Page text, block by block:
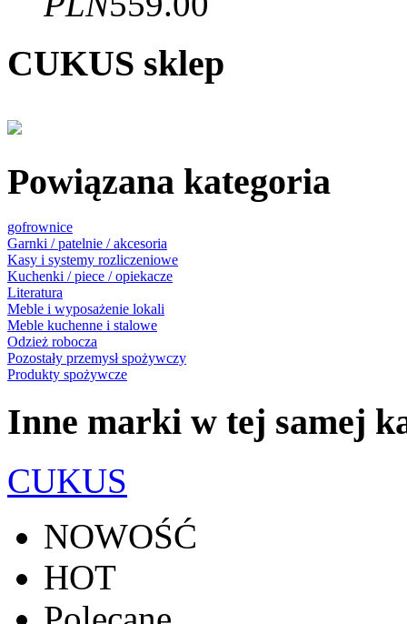
CUKUS sklep
Powiązana kategoria
gofrownice
Garnki / patelnie / akcesoria
Kasy i systemy rozliczeniowe
Kuchenki / piece / opiekacze
Literatura
Meble i wyposażenie lokali
Meble kuchenne i stalowe
Odzież robocza
Pozostały przemysł spożywczy
Produkty spożywcze
Inne marki w tej samej
CUKUS
NOWOŚĆ
HOT